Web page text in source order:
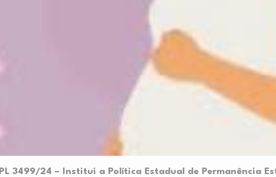
PL 3499/24 – Institui a Política Estadual de Permanência